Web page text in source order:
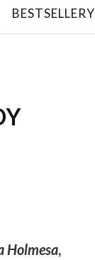
BESTSELLERY
Holmesa,